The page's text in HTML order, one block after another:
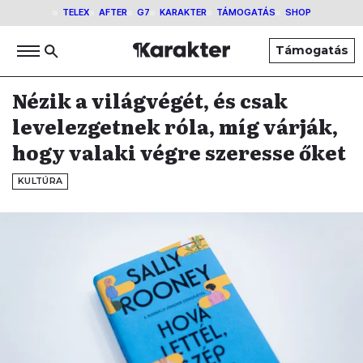
TELEX AFTER G7 KARAKTER TÁMOGATÁS SHOP
Támogatás
Nézik a világvégét, és csak
levelezgetnek róla, míg várják,
hogy valaki végre szeresse őket
KULTÚRA